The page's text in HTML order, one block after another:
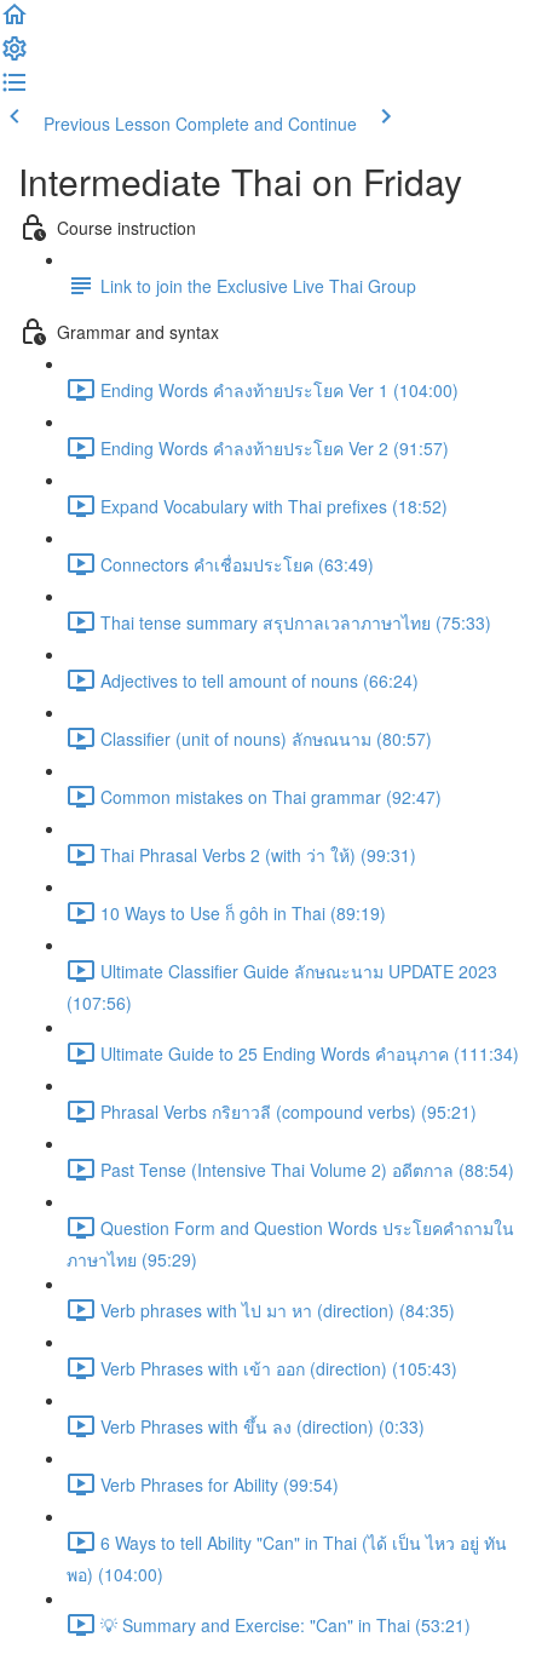
Previous Lesson Complete and Continue
Intermediate Thai on Friday
Course instruction
Link to join the Exclusive Live Thai Group
Grammar and syntax
Ending Words คำลงท้ายประโยค Ver 1 (104:00)
Ending Words คำลงท้ายประโยค Ver 2 (91:57)
Expand Vocabulary with Thai prefixes (18:52)
Connectors คำเชื่อมประโยค (63:49)
Thai tense summary สรุปกาลเวลาภาษาไทย (75:33)
Adjectives to tell amount of nouns (66:24)
Classifier (unit of nouns) ลักษณนาม (80:57)
Common mistakes on Thai grammar (92:47)
Thai Phrasal Verbs 2 (with ว่า ให้) (99:31)
10 Ways to Use ก็ gôh in Thai (89:19)
Ultimate Classifier Guide ลักษณะนาม UPDATE 2023
(107:56)
Ultimate Guide to 25 Ending Words คำอนุภาค (111:34)
Phrasal Verbs กริยาวลี (compound verbs) (95:21)
Past Tense (Intensive Thai Volume 2) อดีตกาล (88:54)
Question Form and Question Words ประโยคคำถามใน
ภาษาไทย (95:29)
Verb phrases with ไป มา หา (direction) (84:35)
Verb Phrases with เข้า ออก (direction) (105:43)
Verb Phrases with ขึ้น ลง (direction) (0:33)
Verb Phrases for Ability (99:54)
6 Ways to tell Ability "Can" in Thai (ได้ เป็น ไหว อยู่ ทัน
พอ) (104:00)
💡 Summary and Exercise: "Can" in Thai (53:21)